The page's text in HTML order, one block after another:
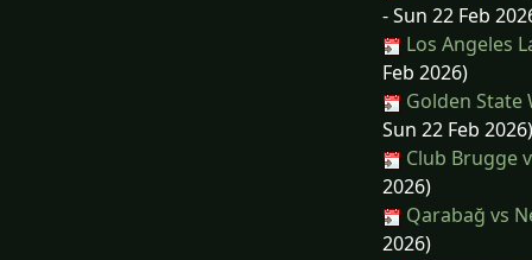
- Sun 22 Feb
Los Angeles
Feb 2026)
Golden State
Sun 22 Feb 2026)
Club Brugge
2026)
Qarabağ vs
2026)